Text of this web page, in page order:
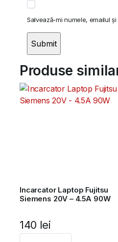
Salvează-mi numele, emailul
Produse
Incarcator Laptop Fujitsu
Siemens 20V – 4.5A 90W
140 lei